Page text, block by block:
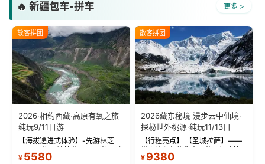
🔥 新疆包车-拼车 更多 >
散客拼团
2026·相约西藏·高原有氧之旅
纯玩9/11日游
【海拔递进式体验】-先游林芝
测 99%游客零高反 。 【贴心保
¥ 5580
散客拼团
2026藏东秘境 漫步云中仙境·
探秘世外桃源·纯玩11/13日
【行程亮点】 【圣城拉萨】——
萨，感受这座城与生俱来的与众
¥ 9380